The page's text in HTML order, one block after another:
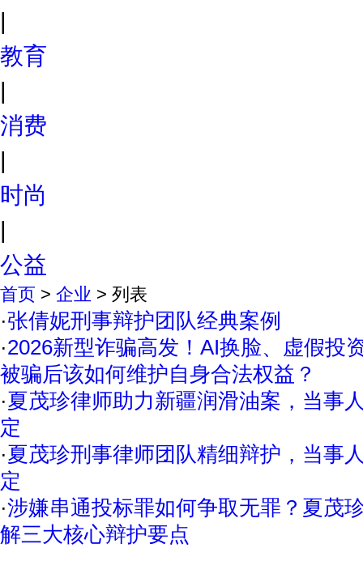
|
教育
|
消费
|
时尚
|
公益
首页 > 企业 > 列表
·张倩妮刑事辩护团队经典案例
·2026新型诈骗高发！AI换脸、虚假投
被骗后该如何维护自身合法权益？
·夏茂珍律师助力新疆润滑油案，当事
定
·夏茂珍刑事律师团队精细辩护，当事
定
·涉嫌串通投标罪如何争取无罪？夏茂
解三大核心辩护要点